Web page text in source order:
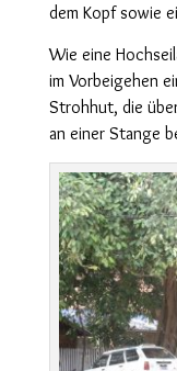
dem Kopf sowie
Wie eine
im Vorbeigehen
Strohhut, die
an einer Stange